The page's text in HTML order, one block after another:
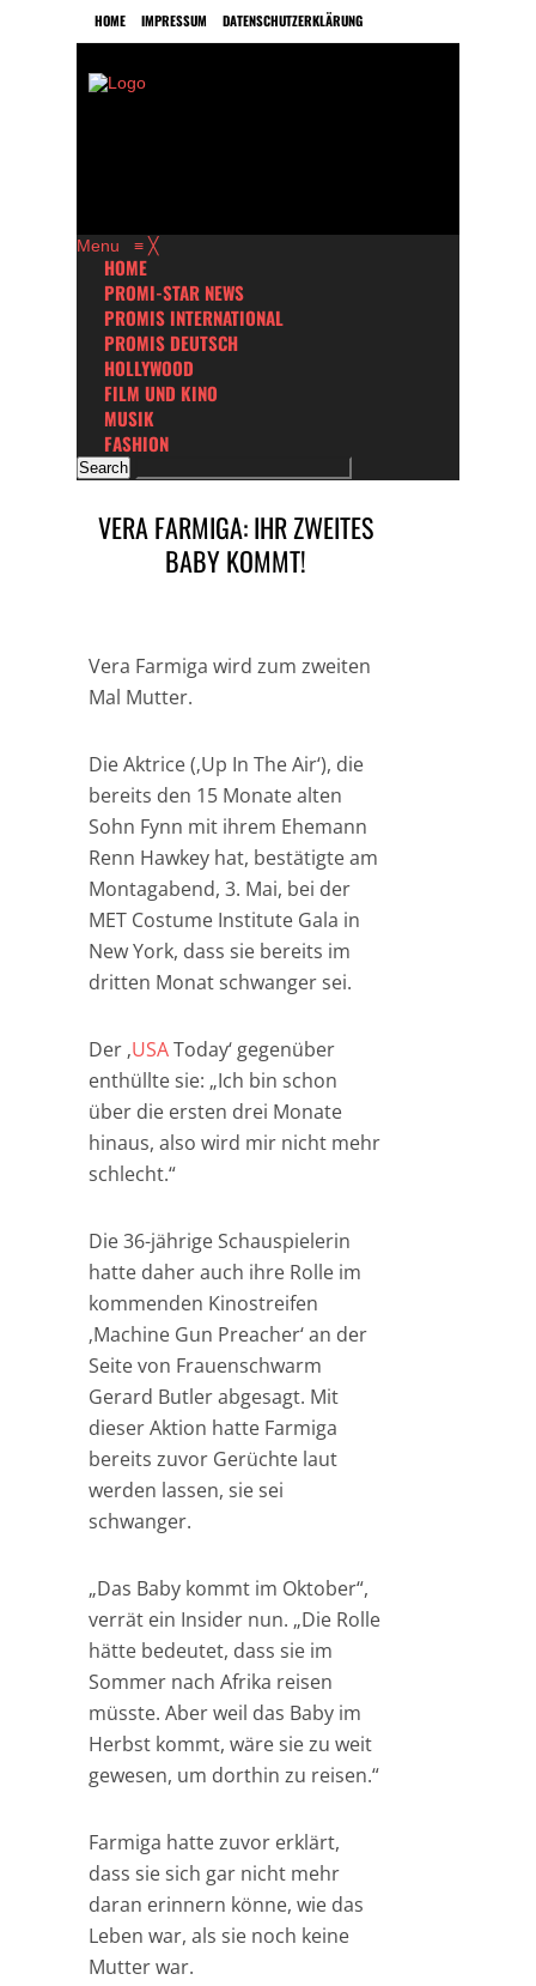
HOME IMPRESSUM DATENSCHUTZERKLÄRUNG
Menu ≡ ╳
HOME
PROMI-STAR NEWS
PROMIS INTERNATIONAL
PROMIS DEUTSCH
HOLLYWOOD
FILM UND KINO
MUSIK
FASHION
VERA FARMIGA: IHR ZWEITES
BABY KOMMT!
Vera Farmiga wird zum zweiten
Mal Mutter.
Die Aktrice (‚Up In The Air‘), die
bereits den 15 Monate alten
Sohn Fynn mit ihrem Ehemann
Renn Hawkey hat, bestätigte am
Montagabend, 3. Mai, bei der
MET Costume Institute Gala in
New York, dass sie bereits im
dritten Monat schwanger sei.
Der ‚USAToday‘ gegenüber
enthüllte sie: „Ich bin schon
über die ersten drei Monate
hinaus, also wird mir nicht mehr
schlecht.“
Die 36-jährige Schauspielerin
hatte daher auch ihre Rolle im
kommenden Kinostreifen
‚Machine Gun Preacher‘ an der
Seite von Frauenschwarm
Gerard Butler abgesagt. Mit
dieser Aktion hatte Farmiga
bereits zuvor Gerüchte laut
werden lassen, sie sei
schwanger.
„Das Baby kommt im Oktober“,
verrät ein Insider nun. „Die Rolle
hätte bedeutet, dass sie im
Sommer nach Afrika reisen
müsste. Aber weil das Baby im
Herbst kommt, wäre sie zu weit
gewesen, um dorthin zu reisen.“
Farmiga hatte zuvor erklärt,
dass sie sich gar nicht mehr
daran erinnern könne, wie das
Leben war, als sie noch keine
Mutter war.